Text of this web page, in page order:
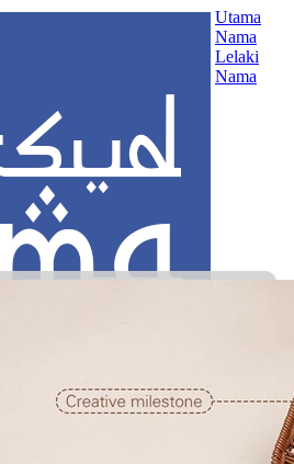
Utama
Nama
Lelaki
Nama
Nama Gabungan Nama Rasul